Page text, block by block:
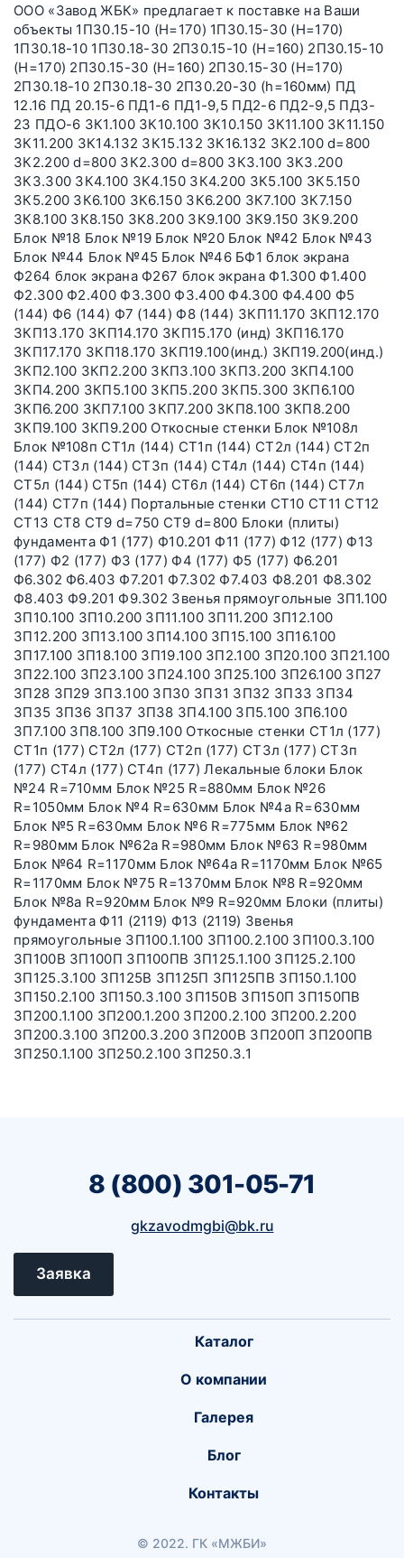
ООО «Завод ЖБК» предлагает к поставке на Ваши
объекты 1П30.15-10 (Н=170) 1П30.15-30 (Н=170)
1П30.18-10 1П30.18-30 2П30.15-10 (H=160) 2П30.15-10
(H=170) 2П30.15-30 (H=160) 2П30.15-30 (H=170)
2П30.18-10 2П30.18-30 2П30.20-30 (h=160мм) ПД
12.16 ПД 20.15-6 ПД1-6 ПД1-9,5 ПД2-6 ПД2-9,5 ПД3-
23 ПДО-6 ЗК1.100 ЗК10.100 ЗК10.150 ЗК11.100 ЗК11.150
ЗК11.200 ЗК14.132 ЗК15.132 ЗК16.132 ЗК2.100 d=800
ЗК2.200 d=800 ЗК2.300 d=800 ЗК3.100 ЗК3.200
ЗК3.300 ЗК4.100 ЗК4.150 ЗК4.200 ЗК5.100 ЗК5.150
ЗК5.200 ЗК6.100 ЗК6.150 ЗК6.200 ЗК7.100 ЗК7.150
ЗК8.100 ЗК8.150 ЗК8.200 ЗК9.100 ЗК9.150 ЗК9.200
Блок №18 Блок №19 Блок №20 Блок №42 Блок №43
Блок №44 Блок №45 Блок №46 БФ1 блок экрана
Ф264 блок экрана Ф267 блок экрана Ф1.300 Ф1.400
Ф2.300 Ф2.400 Ф3.300 Ф3.400 Ф4.300 Ф4.400 Ф5
(144) Ф6 (144) Ф7 (144) Ф8 (144) ЗКП11.170 ЗКП12.170
ЗКП13.170 ЗКП14.170 ЗКП15.170 (инд) ЗКП16.170
ЗКП17.170 ЗКП18.170 ЗКП19.100(инд.) ЗКП19.200(инд.)
ЗКП2.100 ЗКП2.200 ЗКП3.100 ЗКП3.200 ЗКП4.100
ЗКП4.200 ЗКП5.100 ЗКП5.200 ЗКП5.300 ЗКП6.100
ЗКП6.200 ЗКП7.100 ЗКП7.200 ЗКП8.100 ЗКП8.200
ЗКП9.100 ЗКП9.200 Откосные стенки Блок №108л
Блок №108п СТ1л (144) СТ1п (144) СТ2л (144) СТ2п
(144) СТ3л (144) СТ3п (144) СТ4л (144) СТ4п (144)
СТ5л (144) СТ5п (144) СТ6л (144) СТ6п (144) СТ7л
(144) СТ7п (144) Портальные стенки СТ10 СТ11 СТ12
СТ13 СТ8 СТ9 d=750 СТ9 d=800 Блоки (плиты)
фундамента Ф1 (177) Ф10.201 Ф11 (177) Ф12 (177) Ф13
(177) Ф2 (177) Ф3 (177) Ф4 (177) Ф5 (177) Ф6.201
Ф6.302 Ф6.403 Ф7.201 Ф7.302 Ф7.403 Ф8.201 Ф8.302
Ф8.403 Ф9.201 Ф9.302 Звенья прямоугольные ЗП1.100
ЗП10.100 ЗП10.200 ЗП11.100 ЗП11.200 ЗП12.100
ЗП12.200 ЗП13.100 ЗП14.100 ЗП15.100 ЗП16.100
ЗП17.100 ЗП18.100 ЗП19.100 ЗП2.100 ЗП20.100 ЗП21.100
ЗП22.100 ЗП23.100 ЗП24.100 ЗП25.100 ЗП26.100 ЗП27
ЗП28 ЗП29 ЗП3.100 ЗП30 ЗП31 ЗП32 ЗП33 ЗП34
ЗП35 ЗП36 ЗП37 ЗП38 ЗП4.100 ЗП5.100 ЗП6.100
ЗП7.100 ЗП8.100 ЗП9.100 Откосные стенки СТ1л (177)
СТ1п (177) СТ2л (177) СТ2п (177) СТ3л (177) СТ3п
(177) СТ4л (177) СТ4п (177) Лекальные блоки Блок
№24 R=710мм Блок №25 R=880мм Блок №26
R=1050мм Блок №4 R=630мм Блок №4а R=630мм
Блок №5 R=630мм Блок №6 R=775мм Блок №62
R=980мм Блок №62а R=980мм Блок №63 R=980мм
Блок №64 R=1170мм Блок №64а R=1170мм Блок №65
R=1170мм Блок №75 R=1370мм Блок №8 R=920мм
Блок №8а R=920мм Блок №9 R=920мм Блоки (плиты)
фундамента Ф11 (2119) Ф13 (2119) Звенья
прямоугольные ЗП100.1.100 ЗП100.2.100 ЗП100.3.100
ЗП100В ЗП100П ЗП100ПВ ЗП125.1.100 ЗП125.2.100
ЗП125.3.100 ЗП125В ЗП125П ЗП125ПВ ЗП150.1.100
ЗП150.2.100 ЗП150.3.100 ЗП150В ЗП150П ЗП150ПВ
ЗП200.1.100 ЗП200.1.200 ЗП200.2.100 ЗП200.2.200
ЗП200.3.100 ЗП200.3.200 ЗП200В ЗП200П ЗП200ПВ
ЗП250.1.100 ЗП250.2.100 ЗП250.3.1
8 (800) 301-05-71
gkzavodmgbi@bk.ru
Заявка
Каталог
О компании
Галерея
Блог
Контакты
© 2022. ГК «МЖБИ»